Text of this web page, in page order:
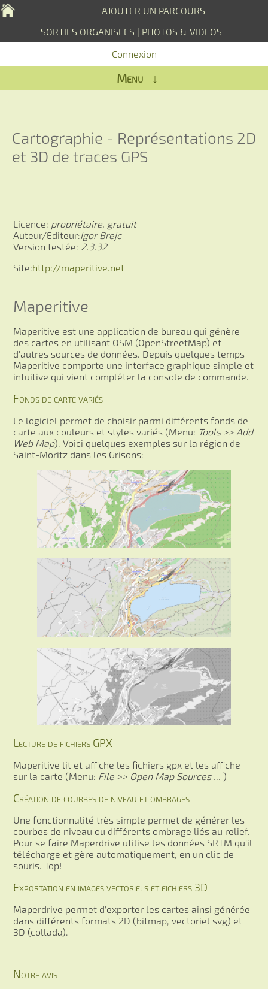
AJOUTER UN PARCOURS
SORTIES ORGANISEES | PHOTOS & VIDEOS
Connexion
Menu ↓
Cartographie - Représentations 2D
et 3D de traces GPS
Licence: propriétaire, gratuit
Auteur/Editeur:Igor Brejc
Version testée: 2.3.32
Site:http://maperitive.net
Maperitive
Maperitive est une application de bureau qui génère
des cartes en utilisant OSM (OpenStreetMap) et
d'autres sources de données. Depuis quelques temps
Maperitive comporte une interface graphique simple et
intuitive qui vient compléter la console de commande.
Fonds de carte variés
Le logiciel permet de choisir parmi différents fonds de
carte aux couleurs et styles variés (Menu: Tools >> Add
Web Map). Voici quelques exemples sur la région de
Saint-Moritz dans les Grisons:
Lecture de fichiers GPX
Maperitive lit et affiche les fichiers gpx et les affiche
sur la carte (Menu: File >> Open Map Sources ... )
Création de courbes de niveau et ombrages
Une fonctionnalité très simple permet de générer les
courbes de niveau ou différents ombrage liés au relief.
Pour se faire Maperdrive utilise les données SRTM qu'il
télécharge et gère automatiquement, en un clic de
souris. Top!
Exportation en images vectoriels et fichiers 3D
Maperdrive permet d'exporter les cartes ainsi générée
dans différents formats 2D (bitmap, vectoriel svg) et
3D (collada).
Notre avis